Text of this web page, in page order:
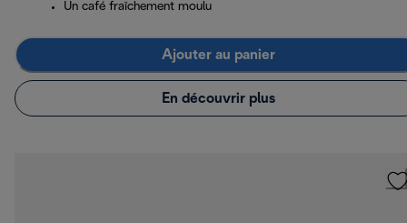
Un café fraîchement moulu
Ajouter au panier
En découvrir plus